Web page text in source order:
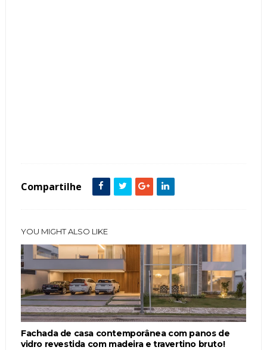
Compartilhe
YOU MIGHT ALSO LIKE
Fachada de casa contemporânea com panos de
vidro revestida com madeira e travertino bruto!